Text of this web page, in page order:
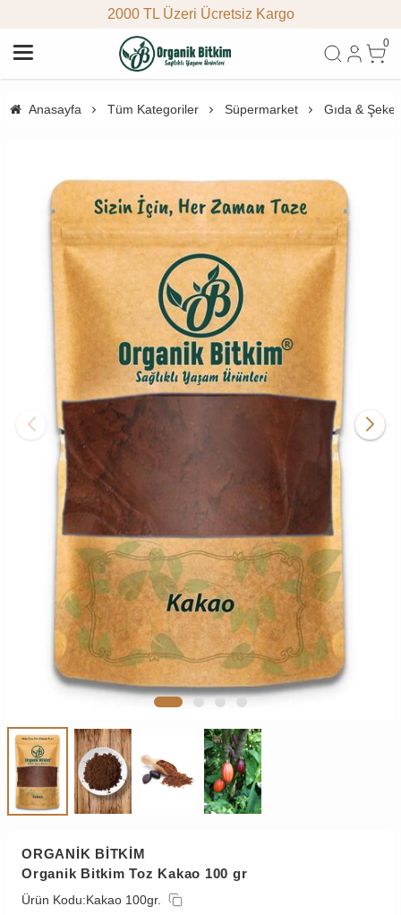
2000 TL Üzeri Ücretsiz Kargo
0
Anasayfa Tüm Kategoriler Süpermarket Gıda &
ORGANİK BİTKİM
Organik Bitkim Toz Kakao 100 gr
Ürün Kodu:Kakao 100gr.